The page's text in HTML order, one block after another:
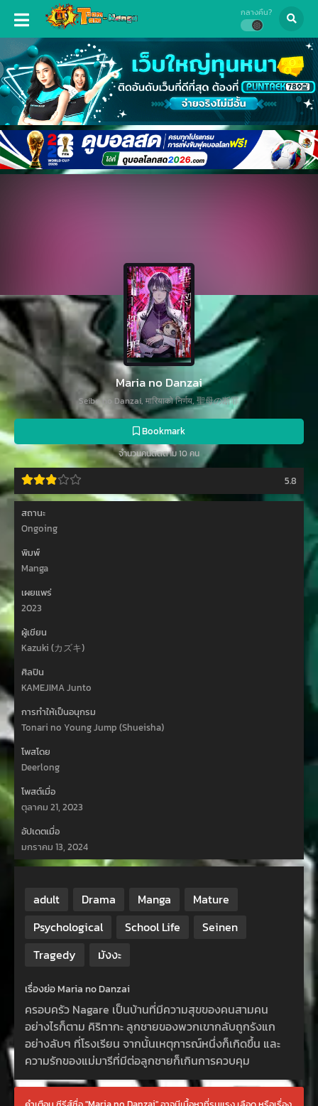
กลางคืน?
Maria no Danzai
Seibo no Danzai, मारियाको निर्णय, 聖母の断罪
Bookmark
จำนวนคนติดตาม 10 คน
5.8
สถานะ
Ongoing
พิมพ์
Manga
เผยแพร่
2023
ผู้เขียน
Kazuki (カズキ)
ศิลปิน
KAMEJIMA Junto
การทำให้เป็นอนุกรม
Tonari no Young Jump (Shueisha)
โพสโดย
Deerlong
โพสต์เมื่อ
ตุลาคม 21, 2023
อัปเดตเมื่อ
มกราคม 13, 2024
adult Drama Manga
Mature
Psychological
School Life
Seinen
Tragedy
มังงะ
เรื่องย่อ Maria no Danzai
ครอบครัว Nagare เป็นบ้านที่มีความสุขของคนสามคน
อย่างไรก็ตาม คิริทากะ ลูกชายของพวกเขากลับถูกรังแก
อย่างลับๆ ที่โรงเรียน จากนั้นเหตุการณ์หนึ่งก็เกิดขึ้น และ
ความรักของแม่มารีที่มีต่อลูกชายก็เกินการควบคุม